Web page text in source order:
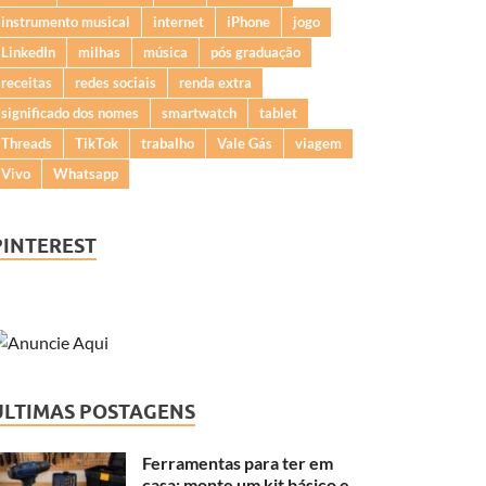
instrumento musical internet iPhone
jogo
LinkedIn
milhas música
pós graduação
receitas
redes sociais
renda extra
significado dos nomes
smartwatch
tablet
Threads
TikTok trabalho Vale Gás
viagem
Vivo
Whatsapp
POSTAGENS
Ferramentas para ter em